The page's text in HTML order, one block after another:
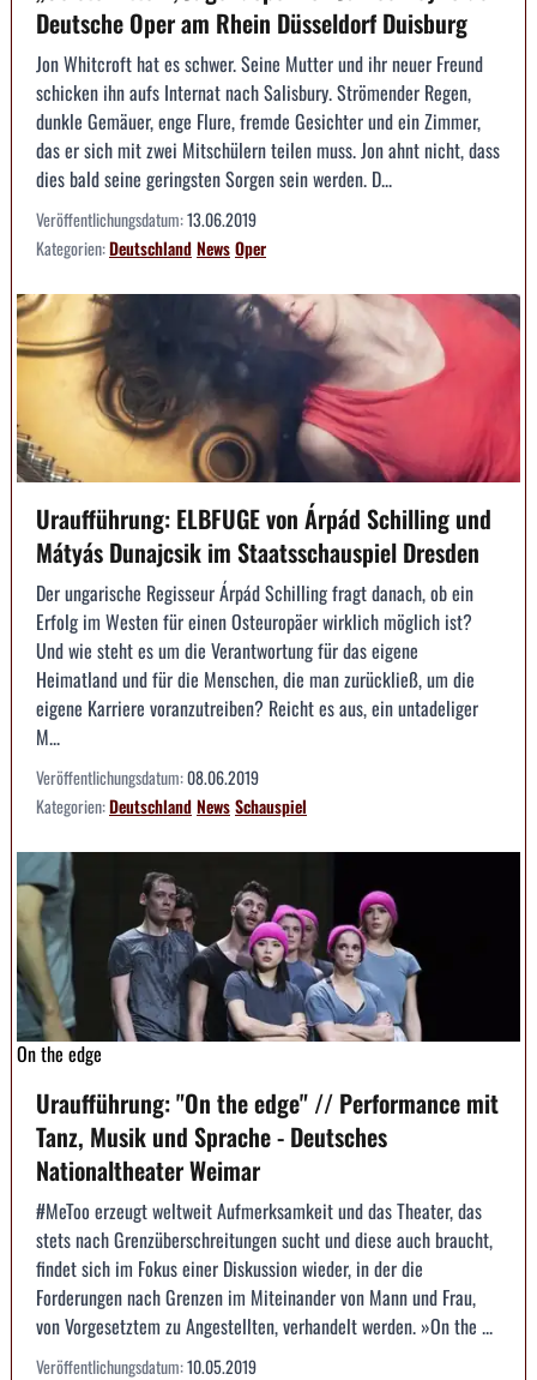
Deutsche Oper am Rhein Düsseldorf Duisburg
Jon Whitcroft hat es schwer. Seine Mutter und ihr neuer Freund
schicken ihn aufs Internat nach Salisbury. Strömender Regen,
dunkle Gemäuer, enge Flure, fremde Gesichter und ein Zimmer,
das er sich mit zwei Mitschülern teilen muss. Jon ahnt nicht, dass
dies bald seine geringsten Sorgen sein werden. D...
Veröffentlichungsdatum:13.06.2019
Kategorien:DeutschlandNewsOper
Uraufführung: ELBFUGE von Árpád Schilling und
Mátyás Dunajcsik im Staatsschauspiel Dresden
Der ungarische Regisseur Árpád Schilling fragt danach, ob ein
Erfolg im Westen für einen Osteuropäer wirklich möglich ist?
Und wie steht es um die Verantwortung für das eigene
Heimatland und für die Menschen, die man zurückließ, um die
eigene Karriere voranzutreiben? Reicht es aus, ein untadeliger
M...
Veröffentlichungsdatum:08.06.2019
Kategorien:DeutschlandNewsSchauspiel
On the edge
Uraufführung: "On the edge" // Performance mit
Tanz, Musik und Sprache - Deutsches
Nationaltheater Weimar
#MeToo erzeugt weltweit Aufmerksamkeit und das Theater, das
stets nach Grenzüberschreitungen sucht und diese auch braucht,
findet sich im Fokus einer Diskussion wieder, in der die
Forderungen nach Grenzen im Miteinander von Mann und Frau,
von Vorgesetztem zu Angestellten, verhandelt werden. »On the ...
Veröffentlichungsdatum:10.05.2019